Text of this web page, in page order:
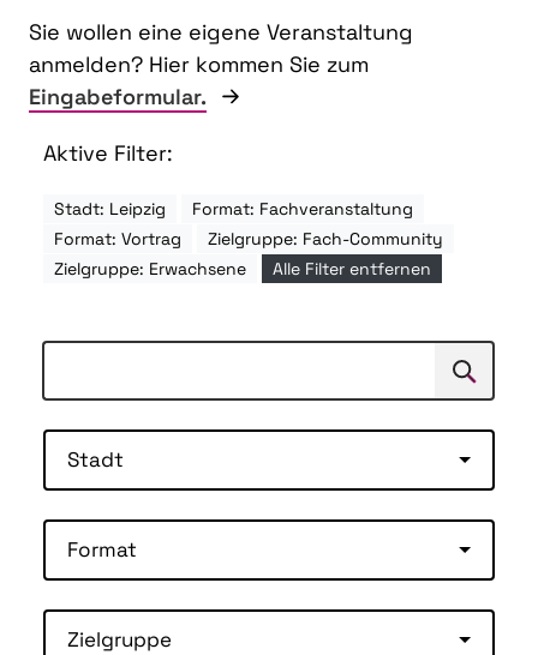
Sie wollen eine eigene Veranstaltung
anmelden? Hier kommen Sie zum
Eingabeformular.
Aktive Filter:
Stadt: Leipzig
Format: Fachveranstaltung
Format: Vortrag
Zielgruppe: Fach-Community
Zielgruppe: Erwachsene
Alle Filter entfernen
Suchen
Stadt
Format
Zielgruppe